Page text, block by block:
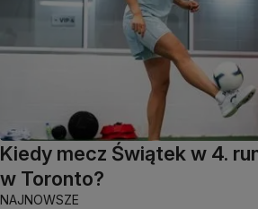
Kiedy mecz Świątek w 4.
w Toronto?
NAJNOWSZE